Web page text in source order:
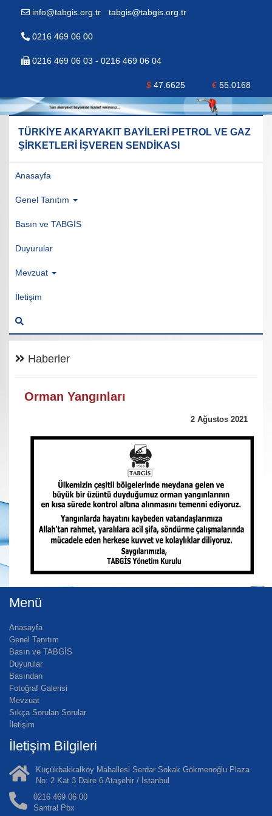
info@tabgis.org.tr - tabgis@tabgis.org.tr
0216 469 06 00
0216 469 06 03 - 0216 469 06 04
$ 47.6625 €55.0168
TÜRKİYE AKARYAKIT BAYİLERİ PETROL VE GAZ
ŞİRKETLERİ İŞVEREN SENDİKASI
Anasayfa
Genel Tanıtım
Basın ve TABGİS
Duyurular
Mevzuat
İletişim
Haberler
Orman Yangınları
2 Ağustos 2021
Menü
Anasayfa
Genel Tanıtım
Basın ve TABGİS
Duyurular
Basından
Fotoğraf Galerisi
Mevzuat
Sıkça Sorulan Sorular
İletişim
İletişim Bilgileri
Küçükbakkalköy Mahallesi Serdar Sokak Gökmenoğlu Plaza
No: 2 Kat 3 Daire 6 Ataşehir / İstanbul
0216 469 06 00
Santral Pbx